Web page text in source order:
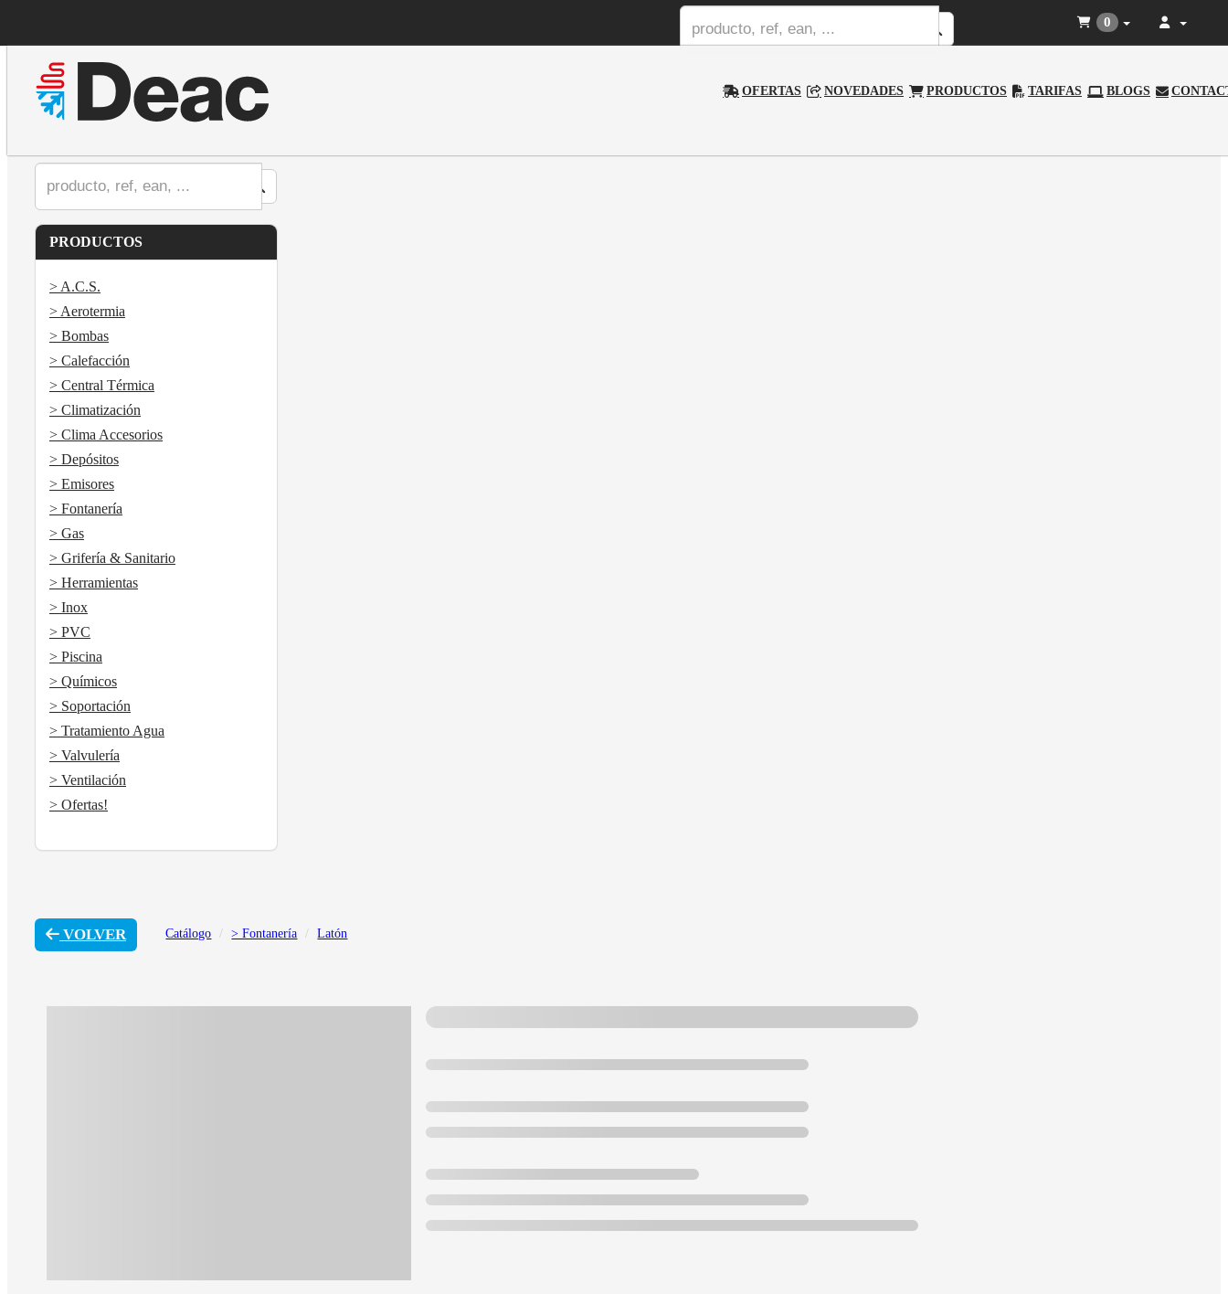
OFERTAS NOVEDADES PRODUCTOS TARIFAS BLOGS
0
PRODUCTOS
> A.C.S.
> Aerotermia
> Bombas
> Calefacción
> Central Térmica
> Climatización
> Clima Accesorios
> Depósitos
> Emisores
> Fontanería
> Gas
> Grifería & Sanitario
> Herramientas
> Inox
> PVC
> Piscina
> Químicos
> Soportación
> Tratamiento Agua
> Valvulería
> Ventilación
> Ofertas!
Catálogo > Fontanería Latón
VOLVER